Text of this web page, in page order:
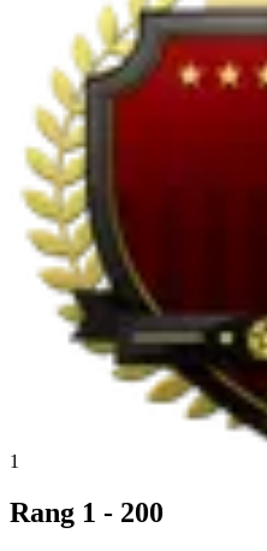
1
Rang 1 - 200